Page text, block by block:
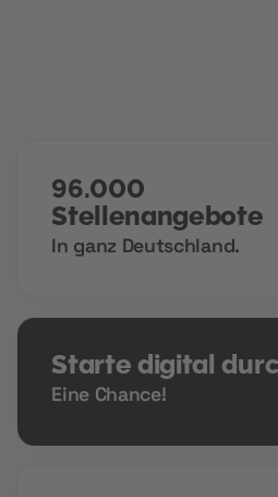
96.000
Stellenangebote
In ganz Deutschland.
Starte digital
Eine Chance!